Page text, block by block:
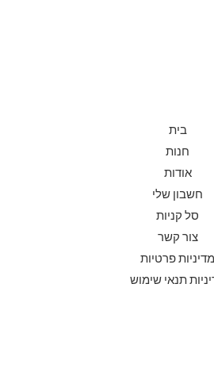
בית
חנות
אודות
חשבון שלי
סל קניות
צור קשר
מדיניות פרטיות
תנאי שימוש